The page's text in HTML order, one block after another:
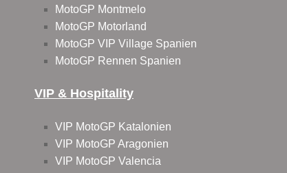
MotoGP Montmelo
MotoGP Motorland
MotoGP VIP Village Spanien
MotoGP Rennen Spanien
VIP & Hospitality
VIP MotoGP Katalonien
VIP MotoGP Aragonien
VIP MotoGP Valencia